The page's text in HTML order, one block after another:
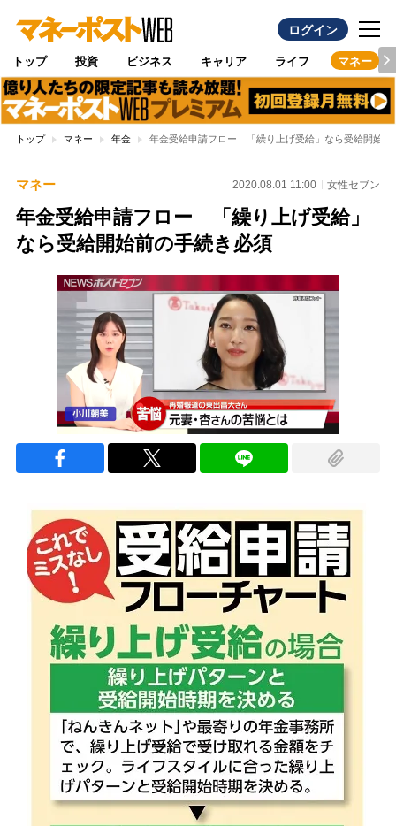
ログイン
トップ 投資 ビジネス キャリア ライフ マネー
トップ マネー 年金 年金受給申請フロー 「繰り上げ受給」なら受給開始前
マネー 2020.08.01 11:00 女性セブン
年金受給申請フロー 「繰り上げ受給」
なら受給開始前の手続き必須